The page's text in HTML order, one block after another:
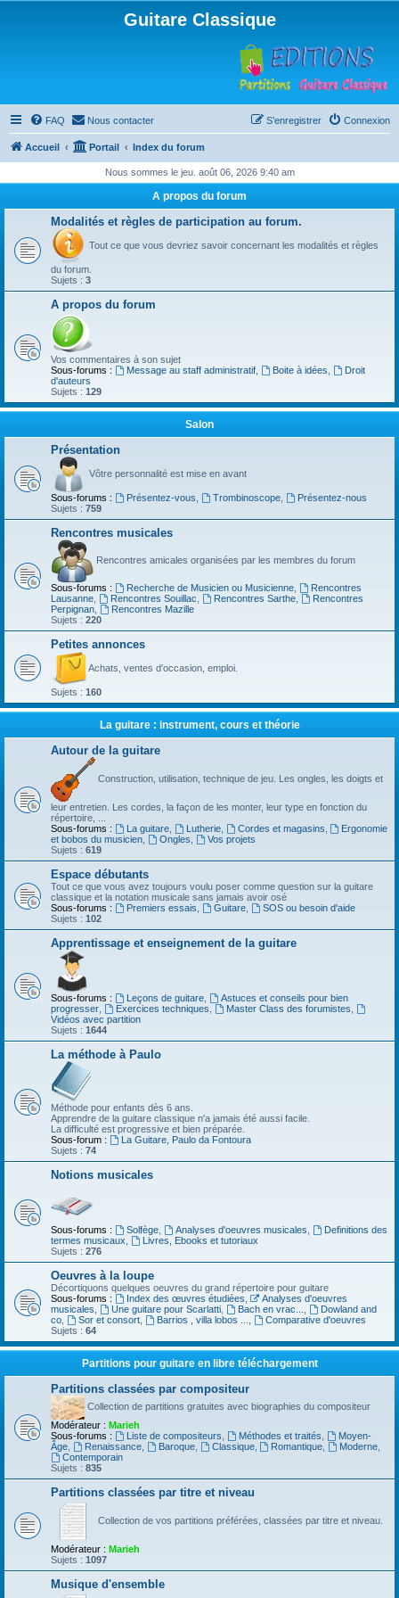
Guitare Classique
FAQ Nous contacter Connexion
S’enregistrer
Accueil Portail Index du forum
Nous sommes le jeu. août 06, 2026 9:40 am
A propos du forum
Modalités et règles de participation au forum.
Tout ce que vous devriez savoir concernant les modalités et règles
du forum.
Sujets : 3
A propos du forum
Vos commentaires à son sujet
Sous-forums :
Message au staff administratif, Boite à idées
Droit
d'auteurs
Sujets : 129
Salon
Présentation
Vôtre personnalité est mise en avant
Sous-forums : Présentez-vous Trombinoscope,
Présentez-nous
Sujets : 759
Rencontres musicales
Rencontres amicales organisées par les membres du forum
Sous-forums : Recherche de Musicien ou Musicienne,
Rencontres
Lausanne
Rencontres Souillac Rencontres Sarthe,
Rencontres
Perpignan
Rencontres Mazille
Sujets : 220
Petites annonces
Achats, ventes d'occasion, emploi.
Sujets : 160
La guitare : instrument, cours et théorie
Autour de la guitare
Construction, utilisation, technique de jeu. Les ongles, les doigts et
leur entretien. Les cordes, la façon de les monter, leur type en fonction du
répertoire, ...
Sous-forums :
La guitare, Lutherie, Cordes et magasins
Ergonomie
et bobos du musicien
Ongles
Vos projets
Sujets : 619
Espace débutants
Tout ce que vous avez toujours voulu poser comme question sur la guitare
classique et la notation musicale sans jamais avoir osé
Sous-forums :
Premiers essais Guitare,
SOS ou besoin d'aide
Sujets : 102
Apprentissage et enseignement de la guitare
Sous-forums : Leçons de guitare,
Astuces et conseils pour bien
progresser
Exercices techniques Master Class des forumistes
Vidéos avec partition
Sujets : 1644
La méthode à Paulo
Méthode pour enfants dès 6 ans.
Apprendre de la guitare classique n'a jamais été aussi facile.
La difficulté est progressive et bien préparée.
Sous-forum :
La Guitare, Paulo da Fontoura
Sujets : 74
Notions musicales
Sous-forums : Solfège, Analyses d'oeuvres musicales
Definitions des
termes musicaux
Livres, Ebooks et tutoriaux
Sujets : 276
Oeuvres à la loupe
Décortiquons quelques oeuvres du grand répertoire pour guitare
Sous-forums :
Index des œuvres étudiées
Analyses d'oeuvres
musicales
Une guitare pour Scarlatti, Bach en vrac...
Dowland and
co
Sor et consort, Barrios , villa lobos ...
Comparative d'oeuvres
Sujets : 64
Partitions pour guitare en libre téléchargement
Partitions classées par compositeur
Collection de partitions gratuites avec biographies du compositeur
Modérateur : Marieh
Sous-forums :
Liste de compositeurs Méthodes et traités
Moyen-
Âge
Renaissance, Baroque, Classique, Romantique Moderne
Contemporain
Sujets : 835
Partitions classées par titre et niveau
Collection de vos partitions préférées, classées par titre et niveau.
Modérateur : Marieh
Sujets : 1097
Musique d'ensemble